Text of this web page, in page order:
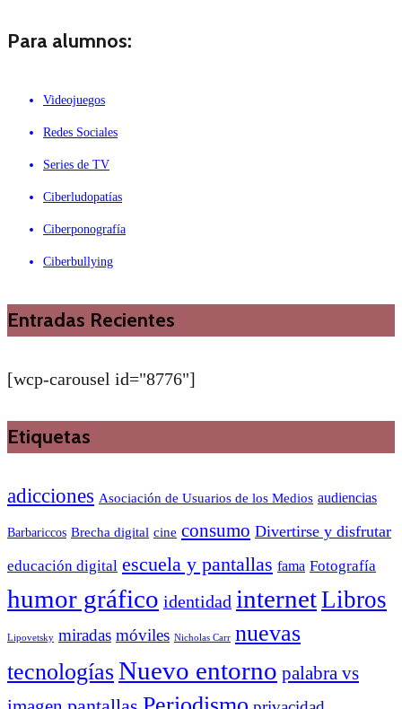
Para alumnos:
Videojuegos
Redes Sociales
Series de TV
Ciberludopatías
Ciberponografía
Ciberbullying
Entradas Recientes
[wcp-carousel id="8776"]
Etiquetas
adicciones Asociación de Usuarios de los Medios audiencias
Barbariccos Brecha digital cine consumo Divertirse y disfrutar
educación digital escuela y pantallas fama Fotografía
humor gráfico identidad internetLibros
Lipovetsky miradas móviles Nicholas Carr nuevas
tecnologíasNuevo entorno palabra vs